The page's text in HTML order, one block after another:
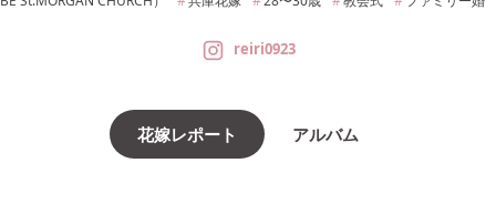
reiri0923
花嫁レポート アルバム